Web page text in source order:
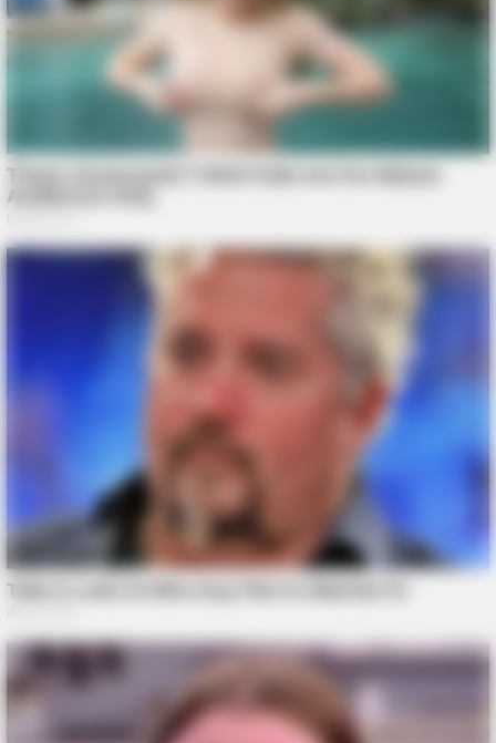
Ellen DeGeneres Confirms Her New Partner
Neuropathy Has Been Linked To A Common Habit. Do You Do
It?